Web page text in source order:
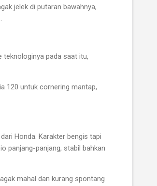
jelek di putaran bawahnya,
teknologinya pada saat itu,
120 untuk cornering mantap,
Honda. Karakter bengis tapi
panjang-panjang, stabil bahkan
mahal dan kurang spontang